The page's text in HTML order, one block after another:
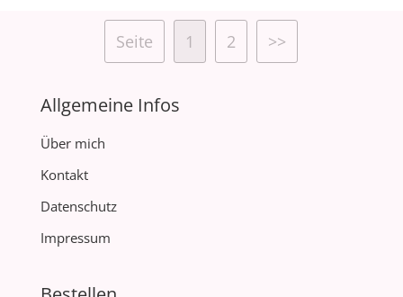
Seite 1 2 >>
Allgemeine Infos
Über mich
Kontakt
Datenschutz
Impressum